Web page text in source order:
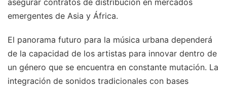
asegurar contratos de distribución en mercados
emergentes de Asia y África.
El panorama futuro para la música urbana dependerá
de la capacidad de los artistas para innovar dentro de
un género que se encuentra en constante mutación. La
integración de sonidos tradicionales con bases